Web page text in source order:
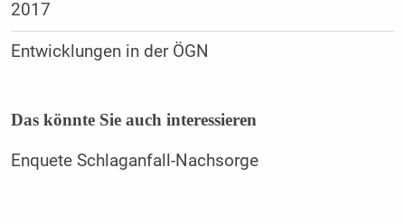
2017
Entwicklungen in der ÖGN
Das könnte Sie auch interessieren
Enquete Schlaganfall-Nachsorge